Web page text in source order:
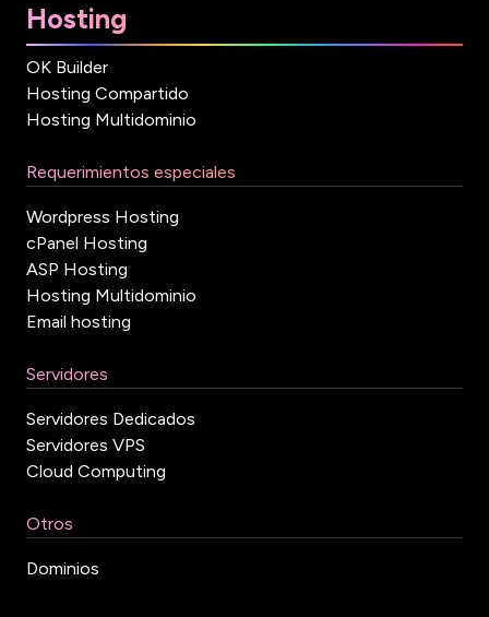
Hosting
OK Builder
Hosting Compartido
Hosting Multidominio
Requerimientos especiales
Wordpress Hosting
cPanel Hosting
ASP Hosting
Hosting Multidominio
Email hosting
Servidores
Servidores Dedicados
Servidores VPS
Cloud Computing
Otros
Dominios